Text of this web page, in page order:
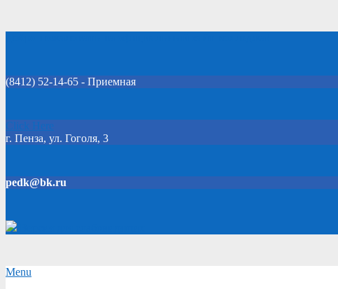
(8412) 52-14-65 - Приемная
Click Here
г. Пенза, ул. Гоголя, 3
pedk@bk.ru
Secondary
Menu